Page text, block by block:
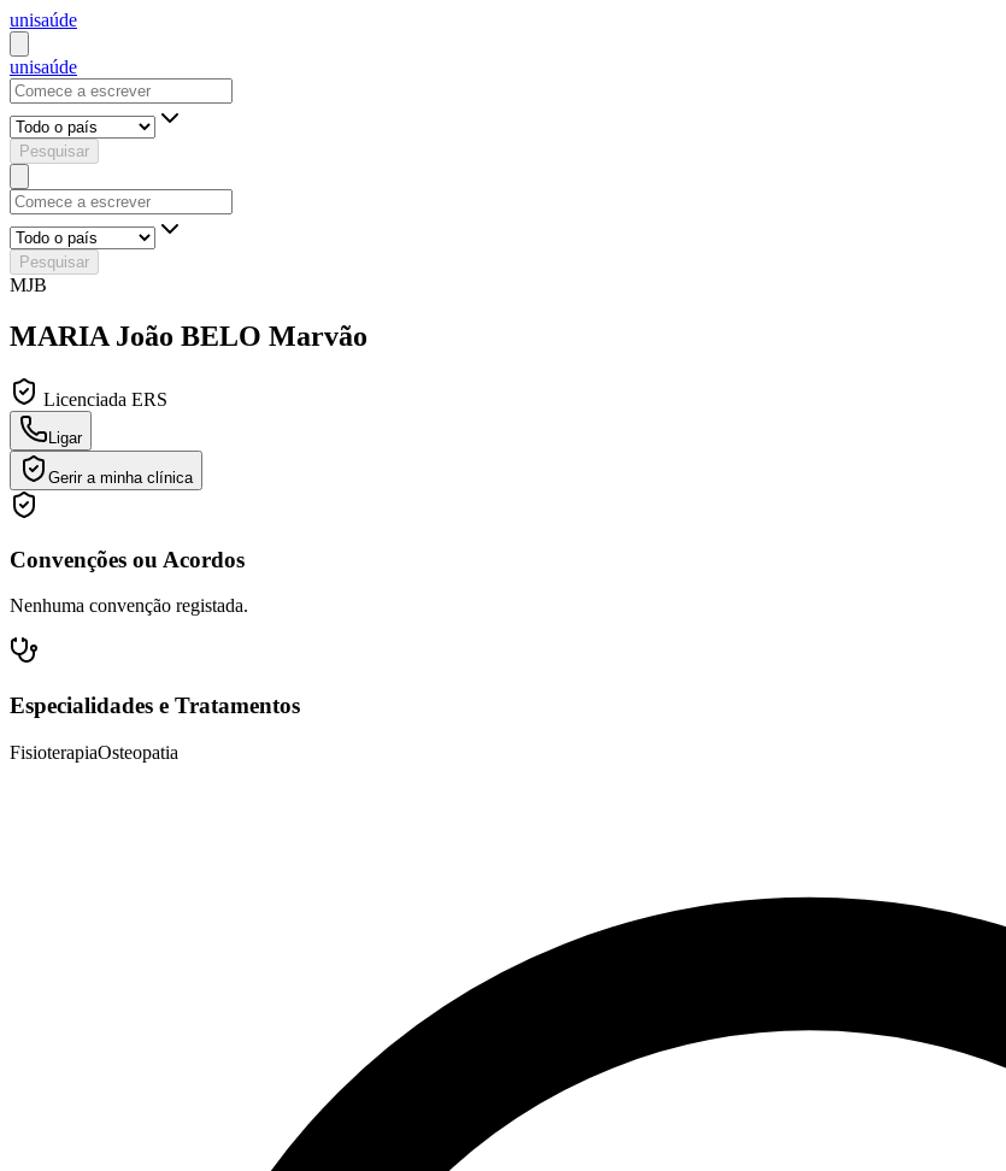
unisaúde
unisaúde
Pesquisar
Pesquisar
MJB
MARIA João BELO Marvão
Licenciada ERS
Ligar
Gerir a minha clínica
Convenções ou Acordos
Nenhuma convenção registada.
Especialidades e Tratamentos
FisioterapiaOsteopatia